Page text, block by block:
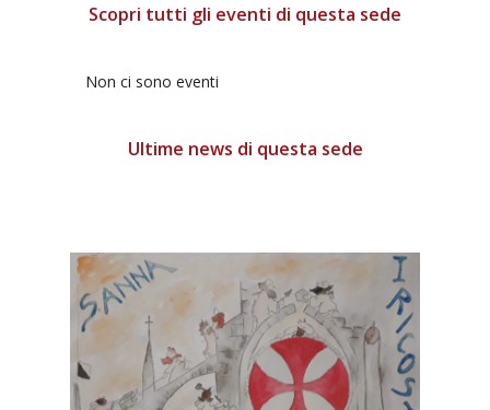
Scopri tutti gli eventi di questa sede
Non ci sono eventi
Ultime news di questa sede